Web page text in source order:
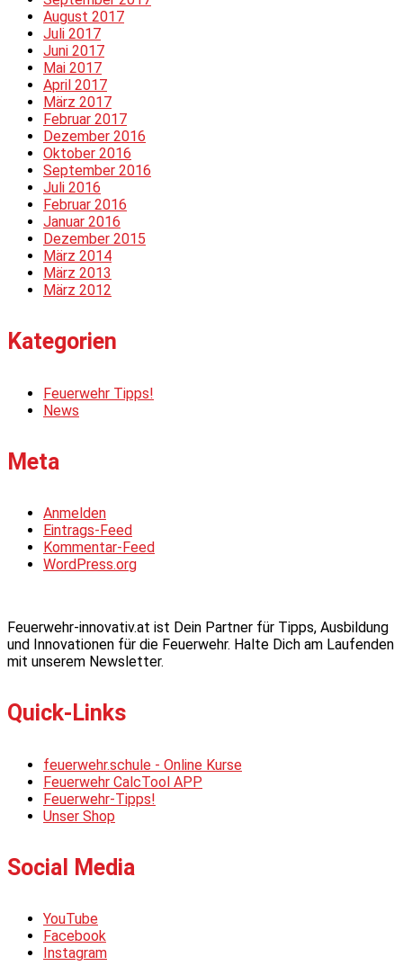
August 2017
Juli 2017
Juni 2017
Mai 2017
April 2017
März 2017
Februar 2017
Dezember 2016
Oktober 2016
September 2016
Juli 2016
Februar 2016
Januar 2016
Dezember 2015
März 2014
März 2013
März 2012
Kategorien
Feuerwehr Tipps!
News
Meta
Anmelden
Eintrags-Feed
Kommentar-Feed
WordPress.org
Feuerwehr-innovativ.at ist Dein Partner für Tipps, Ausbildung
und Innovationen für die Feuerwehr. Halte Dich am Laufenden
mit unserem Newsletter.
Quick-Links
feuerwehr.schule - Online Kurse
Feuerwehr CalcTool APP
Feuerwehr-Tipps!
Unser Shop
Social Media
YouTube
Facebook
Instagram